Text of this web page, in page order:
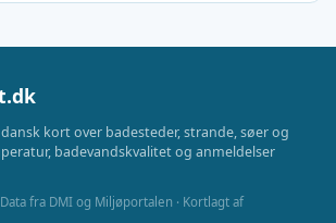
kort over badesteder, strande, søer og
badevandskvalitet og anmeldelser
fra DMI og Miljøportalen · Kortlagt af